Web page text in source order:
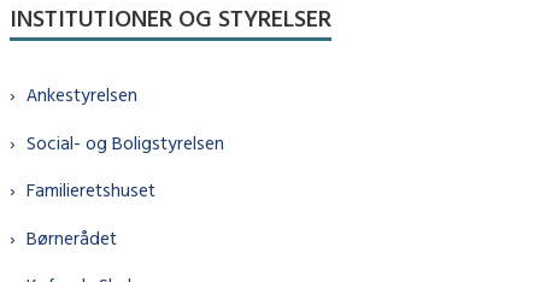
INSTITUTIONER OG STYRELSER
Ankestyrelsen
Social- og Boligstyrelsen
Familieretshuset
Børnerådet